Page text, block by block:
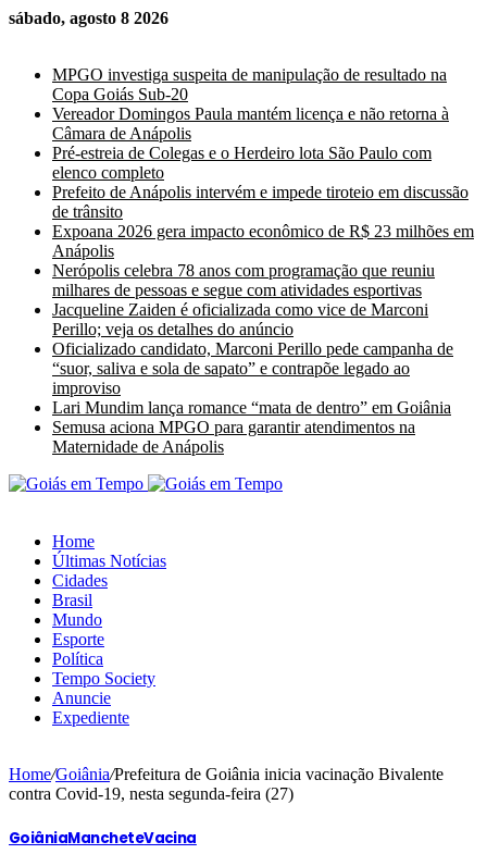
sábado, agosto 8 2026
MPGO investiga suspeita de manipulação de resultado na
Copa Goiás Sub-20
Vereador Domingos Paula mantém licença e não retorna à
Câmara de Anápolis
Pré-estreia de Colegas e o Herdeiro lota São Paulo com
elenco completo
Prefeito de Anápolis intervém e impede tiroteio em discussão
de trânsito
Expoana 2026 gera impacto econômico de R$ 23 milhões em
Anápolis
Nerópolis celebra 78 anos com programação que reuniu
milhares de pessoas e segue com atividades esportivas
Jacqueline Zaiden é oficializada como vice de Marconi
Perillo; veja os detalhes do anúncio
Oficializado candidato, Marconi Perillo pede campanha de
“suor, saliva e sola de sapato” e contrapõe legado ao
improviso
Lari Mundim lança romance “mata de dentro” em Goiânia
Semusa aciona MPGO para garantir atendimentos na
Maternidade de Anápolis
Home
Últimas Notícias
Cidades
Brasil
Mundo
Esporte
Política
Tempo Society
Anuncie
Expediente
Home/Goiânia/Prefeitura de Goiânia inicia vacinação Bivalente
contra Covid-19, nesta segunda-feira (27)
GoiâniaMancheteVacina